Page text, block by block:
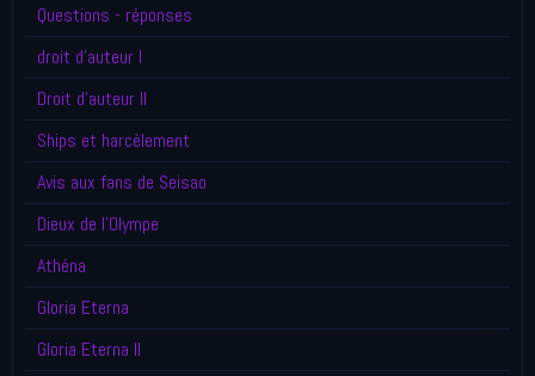
Questions - réponses
droit d'auteur I
Droit d'auteur II
Ships et harcèlement
Avis aux fans de Seisao
Dieux de l'Olympe
Athéna
Gloria Eterna
Gloria Eterna II